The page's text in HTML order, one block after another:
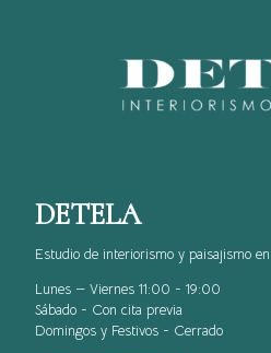
DETELA
Estudio de interiorismo y paisajismo
Lunes — Viernes 11:00 - 19:00
Sábado - Con cita previa
Domingos y Festivos - Cerrado